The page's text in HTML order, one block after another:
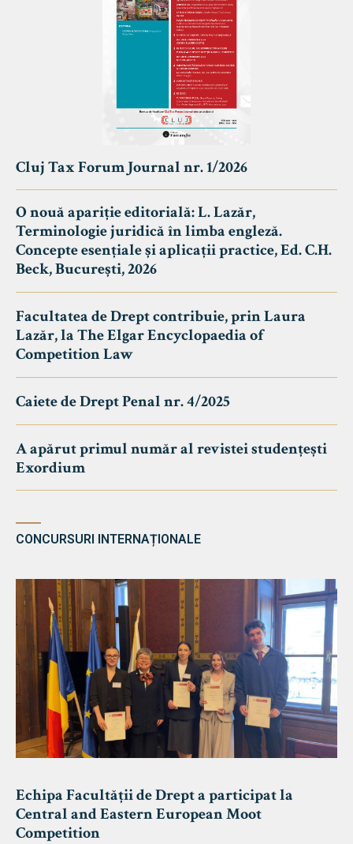
Cluj Tax Forum Journal nr. 1/2026
O nouă apariție editorială: L. Lazăr,
Terminologie juridică în limba engleză.
Concepte esențiale și aplicații practice, Ed. C.H.
Beck, București, 2026
Facultatea de Drept contribuie, prin Laura
Lazăr, la The Elgar Encyclopaedia of
Competition Law
Caiete de Drept Penal nr. 4/2025
A apărut primul număr al revistei studențești
Exordium
CONCURSURI INTERNAȚIONALE
Echipa Facultății de Drept a participat la
Central and Eastern European Moot
Competition